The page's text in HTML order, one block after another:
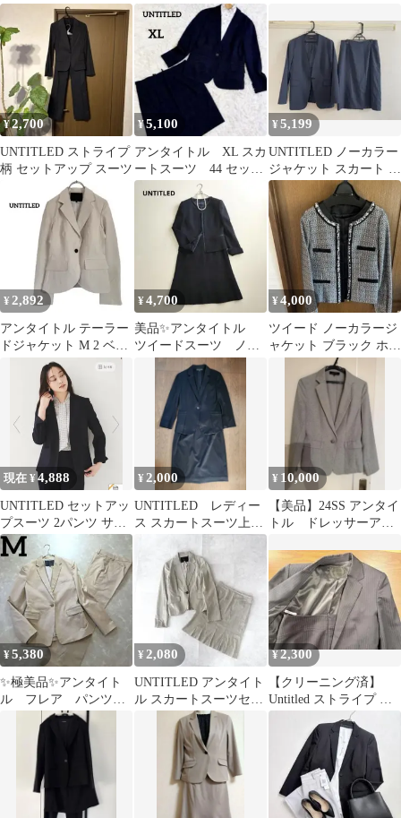
2
ライトグレー 3 Lサイ
ットアップ ブラック
¥2,700
UNTITLED ストライプ
柄 セットアップ スーツ
¥5,100
アンタイトル XL スカ
ートスーツ 44 セット
アップ ネイビー 大
きいサイズ
¥5,199
UNTITLED ノーカラー
ジャケット スカート セ
ットアップ
¥ 2,892
アンタイトル テーラー
ドジャケット M 2 ベー
ジュ 通勤 スーツ ワー
¥4,700
美品✨アンタイトル
ツイードスーツ ノー
カラージャケット ス
カート セットアップ
¥4,000
ツイード ノーカラージ
ャケット ブラック ホワ
現在 ¥4,888
UNTITLED セットアッ
プスーツ 2パンツ サイ
ズ1
¥ 2,000
UNTITLED レディー
ス スカートスーツ上下
¥ 10,000
【美品】24SS アンタイ
トル ドレッサーアー
トアップ L
¥5,380
✨極美品✨アンタイト
ル フレア パンツス
ーツ セットアップ
ベージュ M 総裏
¥ 2,080
UNTITLED アンタイト
ル スカートスーツセッ
トアップ オフィス通勤
¥2,300
【クリーニング済】
Untitled ストライプ ス
カートスーツ セットア